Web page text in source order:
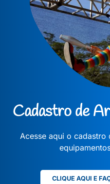
Cadastro de
Acesse aqui o cadastro
CLIQUE AQUI E